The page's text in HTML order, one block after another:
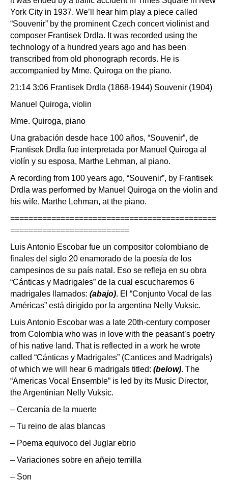
York City in 1937. We’ll hear him play a piece called
“Souvenir” by the prominent Czech concert violinist and
composer Frantisek Drdla. It was recorded using the
technology of a hundred years ago and has been
transcribed from old phonograph records. He is
accompanied by Mme. Quiroga on the piano.
21:14 3:06 Frantisek Drdla (1868-1944) Souvenir (1904)
Manuel Quiroga, violin
Mme. Quiroga, piano
Una grabación desde hace 100 años, “Souvenir”, de
Frantisek Drdla fue interpretada por Manuel Quiroga al
violín y su esposa, Marthe Lehman, al piano.
A recording from 100 years ago, “Souvenir”, by Frantisek
Drdla was performed by Manuel Quiroga on the violin and
his wife, Marthe Lehman, at the piano.
=============================================
==========================
Luis Antonio Escobar fue un compositor colombiano de
finales del siglo 20 enamorado de la poesía de los
campesinos de su país natal. Eso se refleja en su obra
“Cánticas y Madrigales” de la cual escucharemos 6
madrigales llamados: (abajo). El “Conjunto Vocal de las
Américas” está dirigido por la argentina Nelly Vuksic.
Luis Antonio Escobar was a late 20th-century composer
from Colombia who was in love with the peasant’s poetry
of his native land. That is reflected in a work he wrote
called “Cánticas y Madrigales” (Cantices and Madrigals)
of which we will hear 6 madrigals titled: (below). The
“Americas Vocal Ensemble” is led by its Music Director,
the Argentinian Nelly Vuksic.
– Cercanía de la muerte
– Tu reino de alas blancas
– Poema equivoco del Juglar ebrio
– Variaciones sobre en añejo temilla
– Son